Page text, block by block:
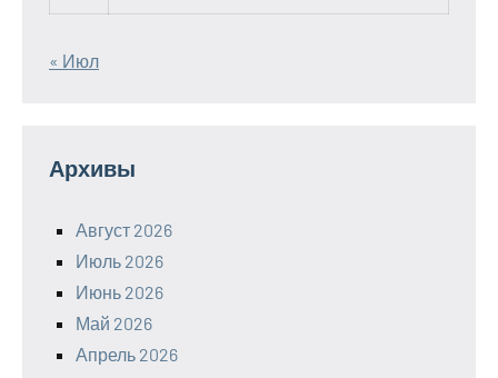
« Июл
Архивы
Август 2026
Июль 2026
Июнь 2026
Май 2026
Апрель 2026